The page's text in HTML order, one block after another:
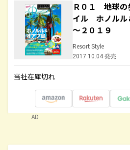
Ｒ０１ 地球
イル ホノルル
～２０１９
Resort Style
2017.10.04 発売
当社在庫切れ
AD